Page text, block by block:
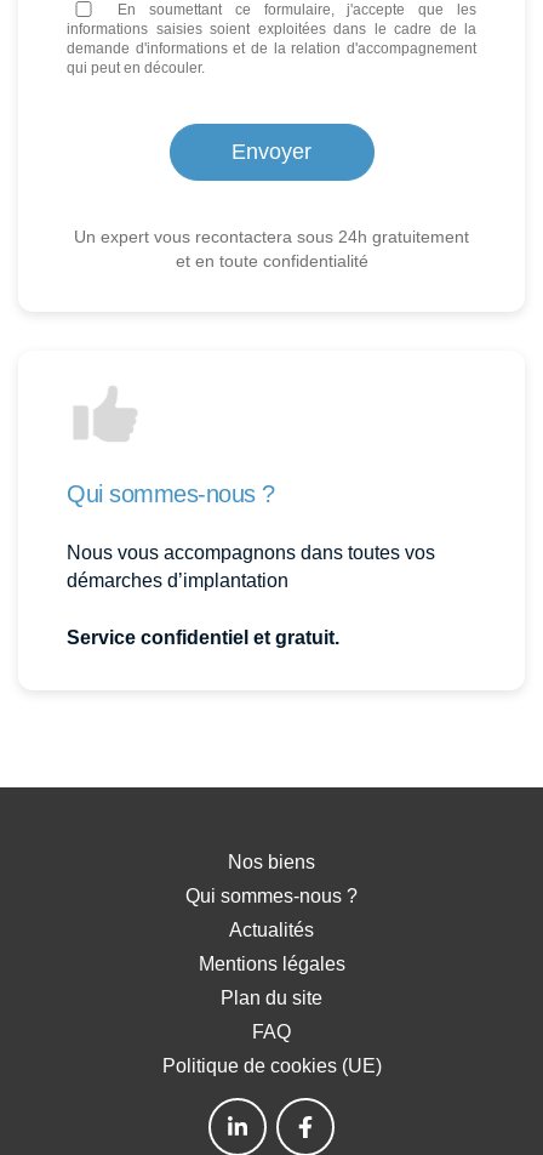
En soumettant ce formulaire, j'accepte que les
informations saisies soient exploitées dans le cadre de la
demande d'informations et de la relation d'accompagnement
qui peut en découler.
Un expert vous recontactera sous 24h gratuitement
et en toute confidentialité
Qui sommes-nous ?
Nous vous accompagnons dans toutes vos
démarches d’implantation
Service confidentiel et gratuit.
Nos biens
Qui sommes-nous ?
Actualités
Mentions légales
Plan du site
FAQ
Politique de cookies (UE)